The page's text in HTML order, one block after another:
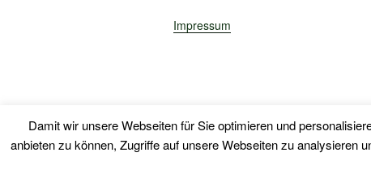
Impressum
Damit wir unsere Webseiten für Sie optimieren und
anbieten zu können, Zugriffe auf unsere Webseiten zu analysieren